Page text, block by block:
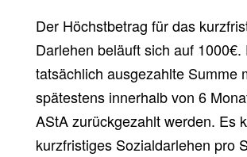
Der Höchstbetrag für das
Darlehen beläuft sich auf 1000€.
tatsächlich ausgezahlte Summe
spätestens innerhalb von 6
AStA zurückgezahlt werden. Es
kurzfristiges Sozialdarlehen pro